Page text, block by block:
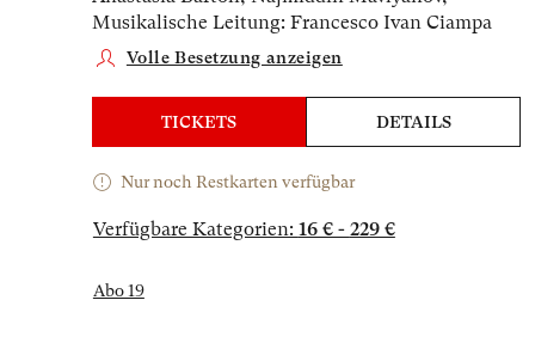
Musikalische Leitung: Francesco Ivan Ciampa
Volle Besetzung anzeigen
TICKETS DETAILS
Nur noch Restkarten verfügbar
Verfügbare Kategorien: 16 € - 229 €
Abo 19